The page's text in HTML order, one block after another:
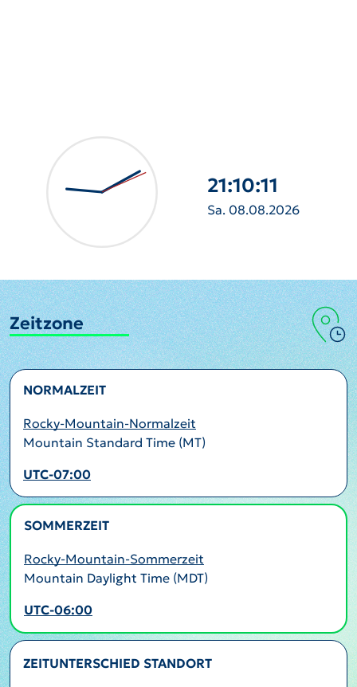
21:10:12
Sa. 08.08.2026
Zeitzone
NORMALZEIT
Rocky-Mountain-Normalzeit
Mountain Standard Time (MT)
UTC-07:00
SOMMERZEIT
Rocky-Mountain-Sommerzeit
Mountain Daylight Time (MDT)
UTC-06:00
ZEITUNTERSCHIED STANDORT